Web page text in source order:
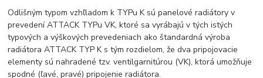
Odlišným typom vzhľladom k TYPu K sú panelové radiátory v
prevedení ATTACK TYPu VK, ktoré sa vyrábajú v tých istých
typových a výškových prevedeniach ako štandardná výroba
radiátora ATTACK TYP K s tým rozdielom, že dva pripojovacie
elementy sú nahradené tzv. ventilgarnitúrou (VK), ktorá umožňuje
spodné (ľavé, pravé) pripojenie radiátora.